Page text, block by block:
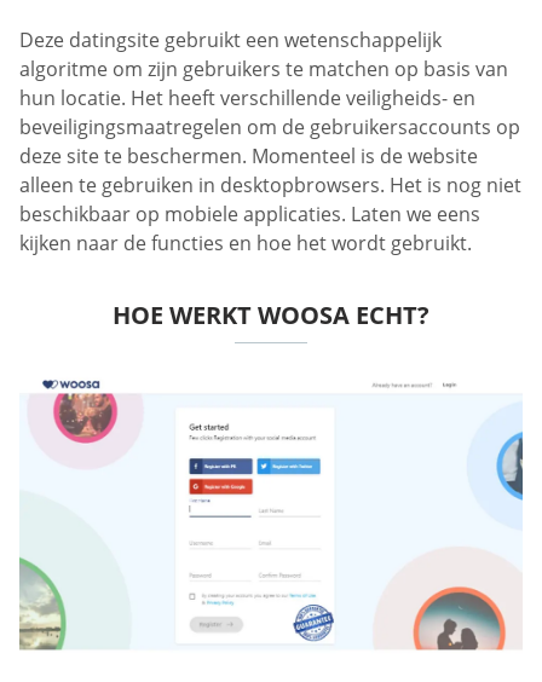
Deze datingsite gebruikt een wetenschappelijk
algoritme om zijn gebruikers te matchen op basis van
hun locatie. Het heeft verschillende veiligheids- en
beveiligingsmaatregelen om de gebruikersaccounts op
deze site te beschermen. Momenteel is de website
alleen te gebruiken in desktopbrowsers. Het is nog niet
beschikbaar op mobiele applicaties. Laten we eens
kijken naar de functies en hoe het wordt gebruikt.
HOE WERKT WOOSA ECHT?